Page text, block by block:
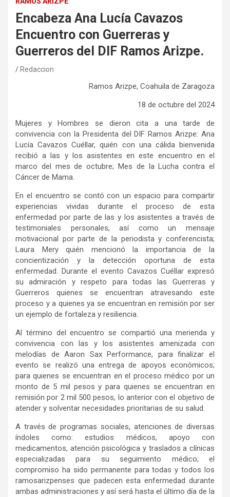
Encabeza Ana Lucía Cavazos
Encuentro con Guerreras y
Guerreros del DIF Ramos Arizpe.
Redaccion
Ramos Arizpe, Coahuila de Zaragoza
18 de octubre del 2024
Mujeres y Hombres se dieron cita a una tarde de
convivencia con la Presidenta del DIF Ramos Arizpe: Ana
Lucía Cavazos Cué llar, quién con una cálida bienvenida
recibióa las y los asistentes en este encuentro en el
marco del mes de octubre; Mes de la Lucha contra el
Cáncer de Mama.
En el encuentro se contócon un espacio para compartir
experiencias vividas durante el proceso de esta
enfermedad por parte de las y los asistentes a través de
testimoniales personales, así como un mensaje
motivacional por parte de la periodista y conferencista;
Laura Mery quién mencionó
la importancia de la
concientización y la detección oportuna de esta
enfermedad. Durante el evento Cavazos Cué llar expresó
su admiración y respeto para todas las Guerreras y
Guerreros quienes se encuentran atravesando este
proceso y a quienes ya se encuentran en remisión por ser
un ejemplo de fortaleza y resiliencia.
Al término del encuentro se compartió una merienda y
convivencia con las y los asistentes amenizada con
melodías de Aaron Sax Performance, para finalizar el
evento se realizó una entrega de apoyos económicos;
para quienes se encuentran en el proceso médico por un
monto de 5 mil pesos y para quienes se encuentran en
remisión por 2 mil 500 pesos, lo anterior con el objetivo de
atender y solventar necesidades prioritarias de su salud.
A través de programas sociales, atenciones de diversas
índoles como: estudios médicos, apoyo con
medicamentos, atención psicológica y traslados a clínicas
especializadas para su seguimiento médico; el
compromiso ha sido permanente para todas y todos los
ramosarizpenses que padecen esta enfermedad durante
ambas administraciones y así será hasta el ú ltimo día de la